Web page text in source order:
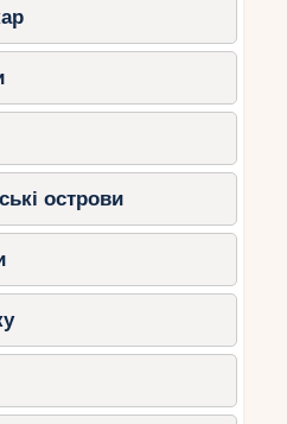
регіон, відомий своїми
Тут можна:
кулі.
з химерними
монастирі та
тури
цілющими джерелами
Найкращі місця для
острови